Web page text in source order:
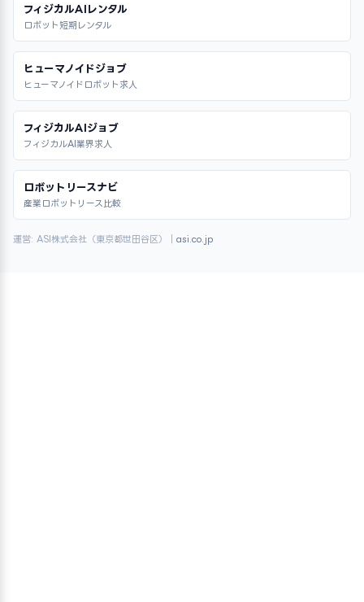
フィジカルAIレンタル
ロボット短期レンタル
ヒューマノイドジョブ
ヒューマノイドロボット求人
フィジカルAIジョブ
フィジカルAI業界求人
ロボットリースナビ
産業ロボットリース比較
運営: ASI株式会社（東京都世田谷区）｜ asi.co.jp